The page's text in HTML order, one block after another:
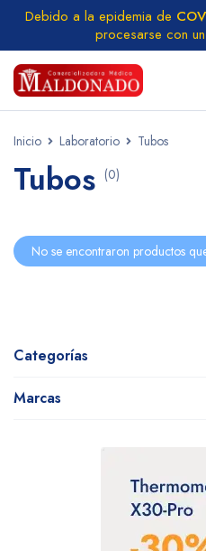
Debido a la epidemia de
procesarse con
Inicio Laboratorio Tubos
Tubos (0)
Categorías
Marcas
No se encontraron productos